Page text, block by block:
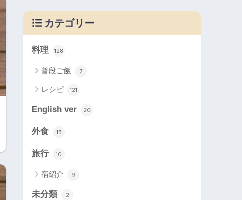
カテゴリー
料理 128
普段ご飯 7
レシピ 121
English ver 20
外食 13
旅行 10
宿紹介 9
未分類 2